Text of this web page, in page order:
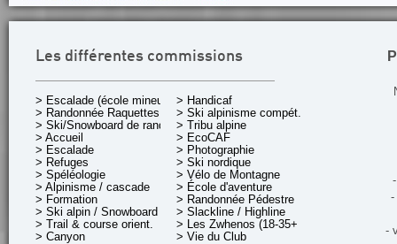
Les différentes commissions
> Escalade (école mineurs)
> Randonnée Raquettes
> Ski/Snowboard de rando.
> Accueil
> Escalade
> Refuges
> Spéléologie
> Alpinisme / cascade
> Formation
> Ski alpin / Snowboard
> Trail & course orient.
> Canyon
> Handicaf
> Ski alpinisme compét.
> Tribu alpine
> EcoCAF
> Photographie
> Ski nordique
> Vélo de Montagne
> École d'aventure
> Randonnée Pédestre
> Slackline / Highline
> Les Zwhenos (18-35+ ans)
> Vie du Club
-
-